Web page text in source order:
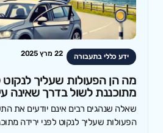
ידע כללי בתעבורה 22 מרץ 2025
מה הן הפעולות שעליך לנקוט
מתוכננת לשול בדרך שאינה
שאלה שנהגים רבים אינם יודעים את
הפעולות שעליך לנקוט לפני ירידה